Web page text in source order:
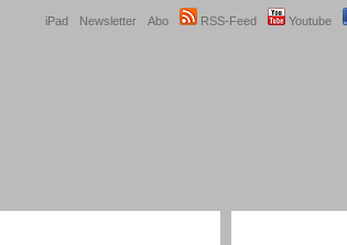
Youtube
RSS-Feed
Abo
Newsletter
iPad